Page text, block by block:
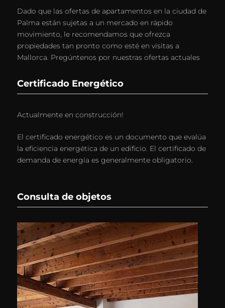
Dado que las ofertas de apartamentos en la ciudad de
Palma están sujetas a un mercado en rápido
movimiento, le recomendamos que ofrezca
propiedades tan pronto como esté en visitas a
Mallorca. Pregúntenos por nuestras ofertas actuales
Certificado Energético
Actualmente en construcción!
El certificado energético es un documento que evalúa
la eficiencia energética de un edificio. El certificado de
demanda de energía es generalmente obligatorio.
Consulta de objetos